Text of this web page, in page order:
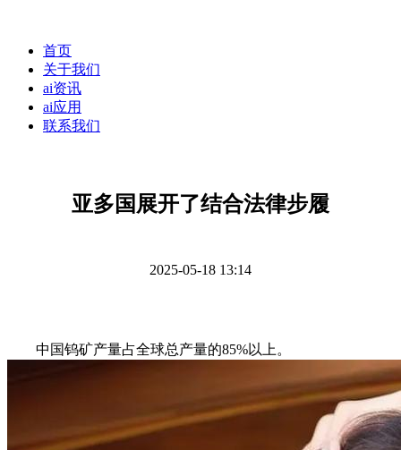
首页
关于我们
ai资讯
ai应用
联系我们
亚多国展开了结合法律步履
2025-05-18 13:14
中国钨矿产量占全球总产量的85%以上。